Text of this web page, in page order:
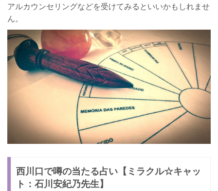
アルカウンセリングなどを受けてみるといいかもしれませ
ん。
西川口で噂の当たる占い【ミラクル☆キャッ
ト：石川安紀乃先生】